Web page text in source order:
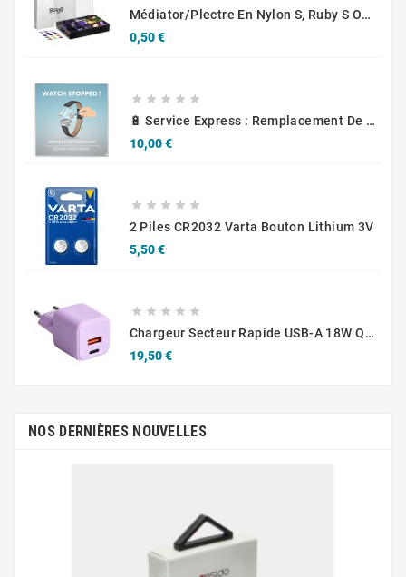
Médiator/plectre En Nylon S, Ruby S Ou Touch L - STAGG PBOX10
0,50 €Prix
    
🔋 Service Express : Remplacement De Piles D'Horlogerie
10,00 €Prix
    
2 Piles CR2032 Varta Bouton Lithium 3V
5,50 €Prix
    
Chargeur Secteur Rapide USB-A 18W QC / USB-C 30W PD Compact GaN
19,50 €Prix
NOS DERNIÈRES NOUVELLES